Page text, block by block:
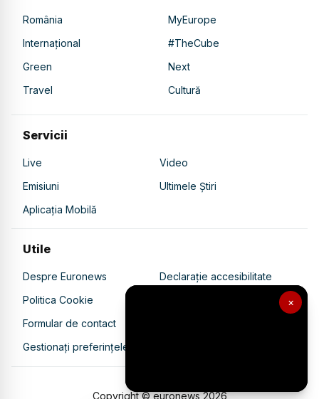
×
România
MyEurope
Internațional
#TheCube
Green
Next
Travel
Cultură
Servicii
Live
Video
Emisiuni
Ultimele Știri
Aplicația Mobilă
Utile
Despre Euronews
Declarație accesibilitate
Politica Cookie
Politica de confidențialitate
Formular de contact
Gestionați preferințele
Copyright © euronews2026